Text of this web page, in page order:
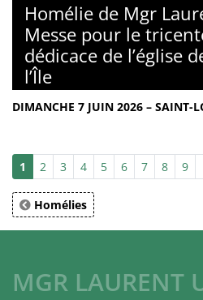
Homélie de Mgr
Messe pour le
dédicace de l’église
l’Île
DIMANCHE 7 JUIN 2026 – SAINT-
1 2 3 4 5 6 7 8 9
Homélies
MGR LAURENT